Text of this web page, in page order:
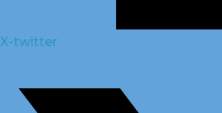
X-twitter